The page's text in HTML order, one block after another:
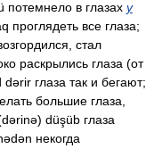
потемнело в глазах у
проглядеть все глаза;
стал
раскрылись глаза (от
глаза так и бегают;
большие глаза,
düşüb глаза
некогда